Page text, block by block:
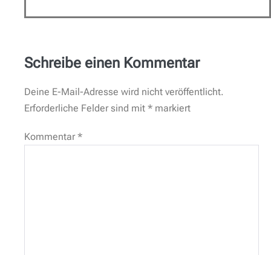
Schreibe einen Kommentar
Deine E-Mail-Adresse wird nicht veröffentlicht.
Erforderliche Felder sind mit * markiert
Kommentar*